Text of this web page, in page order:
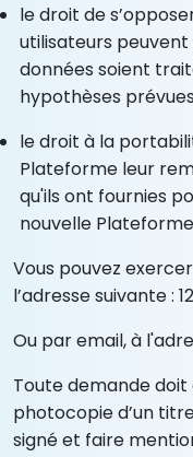
le droit de
utilisateurs peuvent
données soient
hypothèses
le droit à la
Plateforme leur
qu'ils ont fournies
nouvelle
Vous pouvez
l’adresse suivante :
Ou par email, à
Toute demande
photocopie d’un
signé et faire